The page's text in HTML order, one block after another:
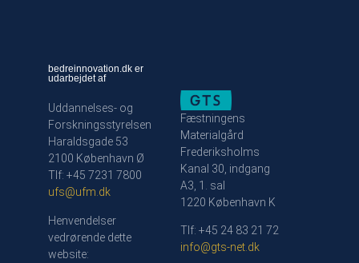
bedreinnovation.dk er
udarbejdet af
Uddannelses- og
Forskningsstyrelsen
Haraldsgade 53
2100 København Ø
Tlf: +45 7231 7800
ufs@ufm.dk
Henvendelser
vedrørende dette
website:
Fæstningens
Materialgård
Frederiksholms
Kanal 30, indgang
A3, 1. sal
1220 København K
Tlf: +45 24 83 21 72
info@gts-net.dk